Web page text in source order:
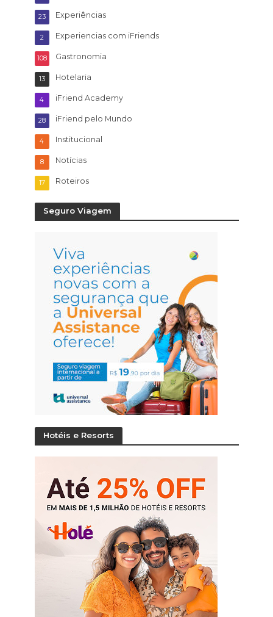
Experiências
23
Experiencias com iFriends
2
Gastronomia
108
Hotelaria
13
iFriend Academy
4
iFriend pelo Mundo
28
Institucional
4
Notícias
8
Roteiros
17
Seguro Viagem
Hotéis e Resorts